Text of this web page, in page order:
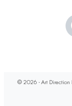
© 2026 - Art Direction